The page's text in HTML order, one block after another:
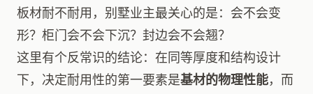
板材耐不耐用，别墅业主最关心的是：会不会变
形？柜门会不会下沉？封边会不会翘？
这里有个反常识的结论：在同等厚度和结构设计
下，决定耐用性的第一要素是基材的物理性能，而